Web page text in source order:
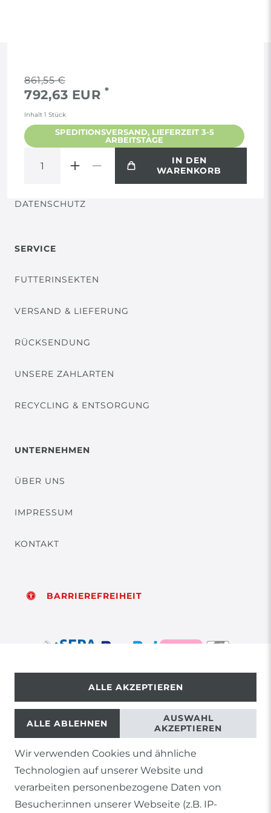
861,55 €
792,63 EUR *
Inhalt 1 Stück
SPEDITIONSVERSAND, LIEFERZEIT 3-5
ARBEITSTAGE
IN DEN
WARENKORB
RECHTLICHES
AGB
WIDERRUF
VERTRAG WIDERRUFEN
DATENSCHUTZ
SERVICE
FUTTERINSEKTEN
VERSAND & LIEFERUNG
RÜCKSENDUNG
UNSERE ZAHLARTEN
RECYCLING & ENTSORGUNG
UNTERNEHMEN
ÜBER UNS
IMPRESSUM
KONTAKT
BARRIEREFREIHEIT
© Copyright 2026 | Alle Rechte vorbehalten.
1) Gilt nicht für Sendungen mit Futterinsekten,
Lebendpflanzen, Frostfutter oder lebende Tiere, sowie
Lieferungen per Spedition
2) gilt für sofort lieferbare Artikel und Produkte die keine
Wir verwenden Cookies und ähnliche
Technologien auf unserer Website und
verarbeiten personenbezogene Daten von
Besucher:innen unserer Webseite (z.B. IP-
ALLE AKZEPTIEREN
ALLE ABLEHNEN
AUSWAHL
AKZEPTIEREN